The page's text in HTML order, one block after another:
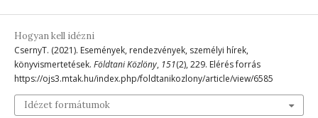
Hogyan kell idézni
CsernyT. (2021). Események, rendezvények, személyi hírek,
könyvismertetések. Földtani Közlöny, 151(2), 229. Elérés forrás
https://ojs3.mtak.hu/index.php/foldtanikozlony/article/view/6585
Idézet formátumok